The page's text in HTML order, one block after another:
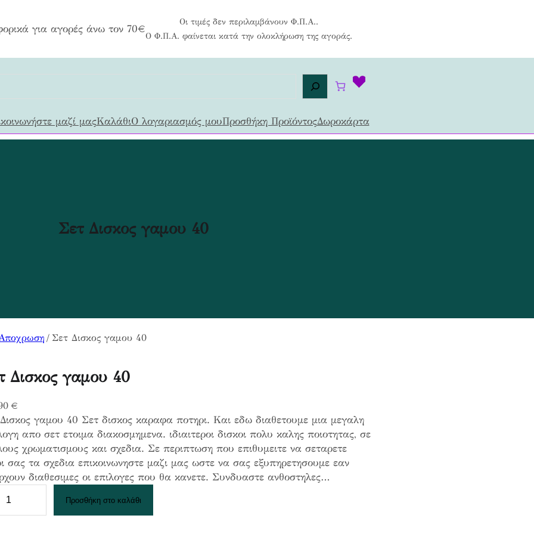
για αγορές άνω τον 70€
Οι τιμές δεν περιλαμβάνουν Φ.Π.Α..
Ο Φ.Π.Α. φαίνεται κατά την ολοκλήρωση της αγοράς.
μαζί μαςΚαλάθιΟ λογαριασμός μουΠροσθήκη ΠροϊόντοςΔωροκάρτα
Σετ Δισκος γαμου 40
/ Σετ Δισκος γαμου 40
Δισκος γαμου 40
€
γαμου 40 Σετ δισκος καραφα ποτηρι. Και εδω διαθετουμε μια μεγαλη
απο σετ ετοιμα διακοσμημενα. ιδιαιτεροι δισκοι πολυ καλης ποιοτητας, σε
χρωματισμους και σχεδια. Σε περιπτωση που επιθυμειτε να σεταρετε
σας τα σχεδια επικοινωνηστε μαζι μας ωστε να σας εξυπηρετησουμε εαν
διαθεσιμες οι επιλογες που θα κανετε. Συνδυαστε ανθοστηλες…
Προσθήκη στο καλάθι